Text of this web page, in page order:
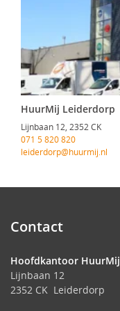
HuurMij Leiderdorp
Lijnbaan 12, 2352 CK
071 5 820 820
leiderdorp@huurmij.nl
Contact
Hoofdkantoor HuurMij
Lijnbaan 12
2352 CK Leiderdorp